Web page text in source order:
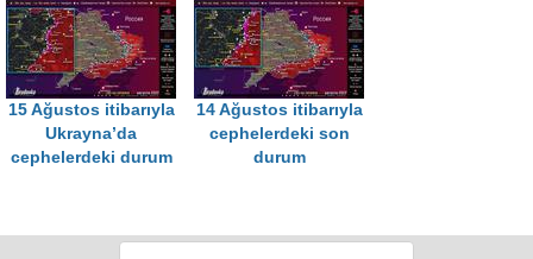
15 Ağustos itibarıyla
Ukrayna’da
cephelerdeki durum
14 Ağustos itibarıyla
cephelerdeki son
durum